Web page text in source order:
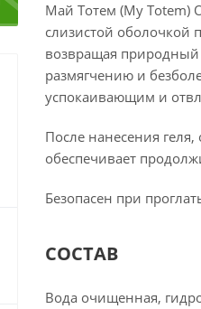
Май Тотем (My Totem)
слизистой оболочкой
возвращая природный
размягчению и
успокаивающим и
После нанесения
обеспечивает
Безопасен при
СОСТАВ
Вода очищенная,